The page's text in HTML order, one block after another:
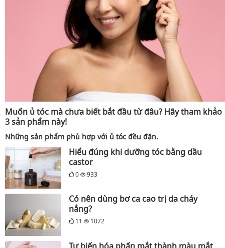
Muốn ủ tóc mà chưa biết bắt đầu từ đâu? Hãy tham khảo
3 sản phẩm này!
Những sản phẩm phù hợp với ủ tóc đều đặn.
Hiểu đúng khi dưỡng tóc bằng dầu
castor
0 933
Có nên dùng bơ ca cao trị da cháy
nắng?
11 1072